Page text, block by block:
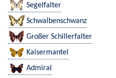
Segelfalter
Schwalbenschwanz
Großer Schillerfalter
Kaisermantel
Admiral